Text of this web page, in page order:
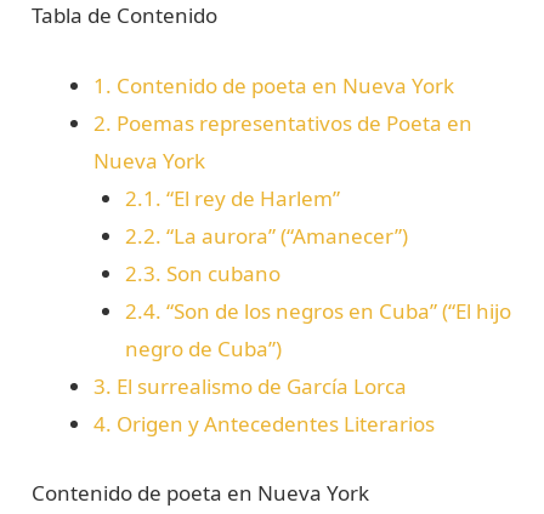
Tabla de Contenido
1. Contenido de poeta en Nueva York
2. Poemas representativos de Poeta en
Nueva York
2.1. “El rey de Harlem”
2.2. “La aurora” (“Amanecer”)
2.3. Son cubano
2.4. “Son de los negros en Cuba” (“El hijo
negro de Cuba”)
3. El surrealismo de García Lorca
4. Origen y Antecedentes Literarios
Contenido de poeta en Nueva York